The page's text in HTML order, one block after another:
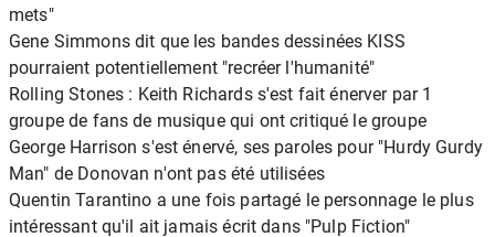
mets"
Gene Simmons dit que les bandes dessinées KISS
pourraient potentiellement "recréer l'humanité"
Rolling Stones : Keith Richards s'est fait énerver par 1
groupe de fans de musique qui ont critiqué le groupe
George Harrison s'est énervé, ses paroles pour "Hurdy Gurdy
Man" de Donovan n'ont pas été utilisées
Quentin Tarantino a une fois partagé le personnage le plus
intéressant qu'il ait jamais écrit dans "Pulp Fiction"